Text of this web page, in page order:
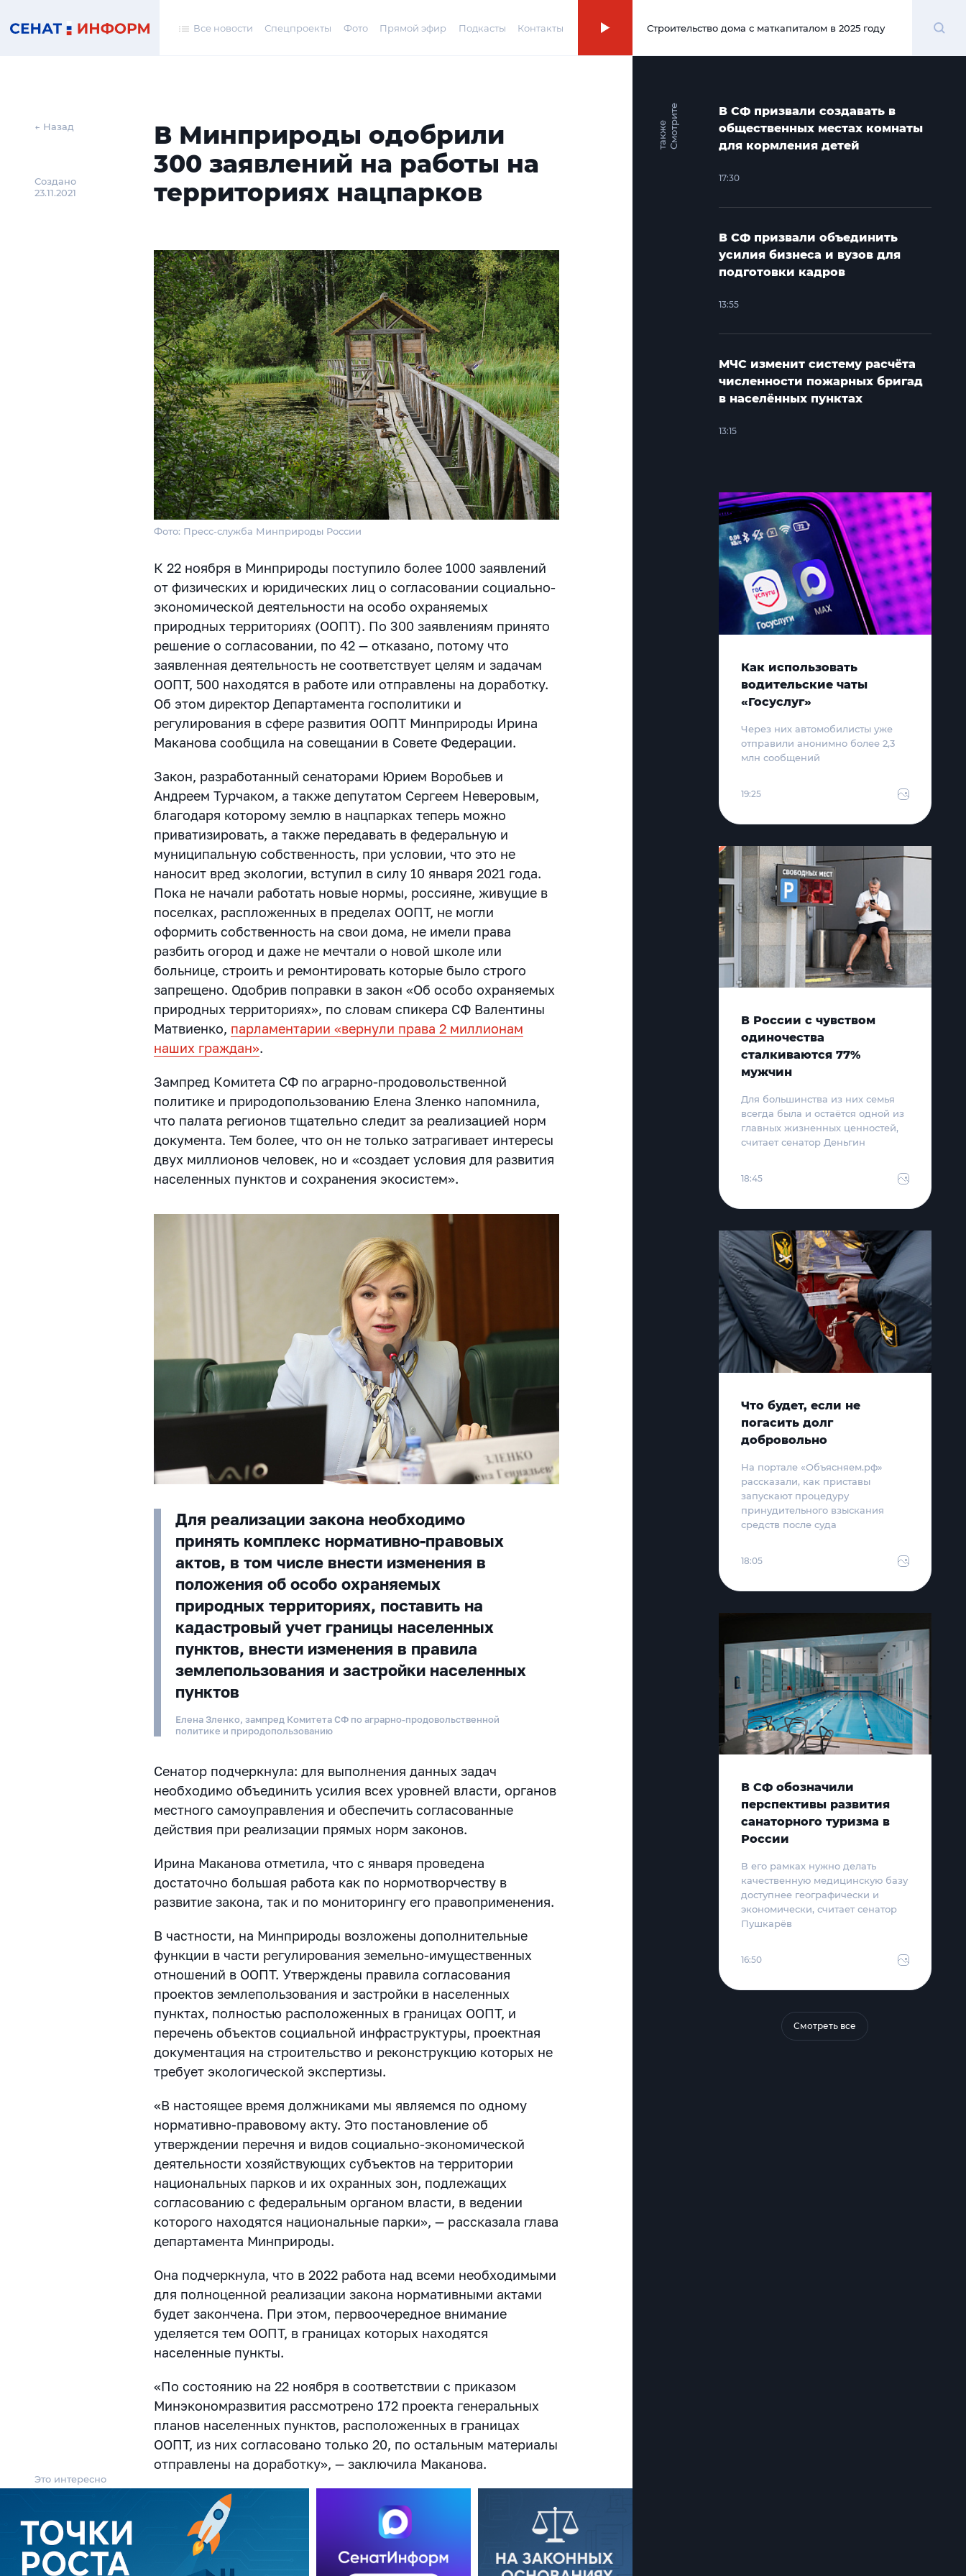
Все новости Спецпроекты Фото Прямой эфир Подкасты Контакты 00:00
Строительство дома с маткапиталом в 2025 году
← Назад
Создано
23.11.2021
В Минприроды одобрили
300 заявлений на работы на
территориях нацпарков
Фото: Пресс-служба Минприроды России
К 22 ноября в Минприроды поступило более 1000 заявлений
от физических и юридических лиц о согласовании социально-
экономической деятельности на особо охраняемых
природных территориях (ООПТ). По 300 заявлениям принято
решение о согласовании, по 42 — отказано, потому что
заявленная деятельность не соответствует целям и задачам
ООПТ, 500 находятся в работе или отправлены на доработку.
Об этом директор Департамента госполитики и
регулирования в сфере развития ООПТ Минприроды Ирина
Маканова сообщила на совещании в Совете Федерации.
Закон, разработанный сенаторами Юрием Воробьев и
Андреем Турчаком, а также депутатом Сергеем Неверовым,
благодаря которому землю в нацпарках теперь можно
приватизировать, а также передавать в федеральную и
муниципальную собственность, при условии, что это не
наносит вред экологии, вступил в силу 10 января 2021 года.
Пока не начали работать новые нормы, россияне, живущие в
поселках, распложенных в пределах ООПТ, не могли
оформить собственность на свои дома, не имели права
разбить огород и даже не мечтали о новой школе или
больнице, строить и ремонтировать которые было строго
запрещено. Одобрив поправки в закон «Об особо охраняемых
природных территориях», по словам спикера СФ Валентины
Матвиенко, парламентарии «вернули права 2 миллионам
наших граждан».
Зампред Комитета СФ по аграрно-продовольственной
политике и природопользованию Елена Зленко напомнила,
что палата регионов тщательно следит за реализацией норм
документа. Тем более, что он не только затрагивает интересы
двух миллионов человек, но и «создает условия для развития
населенных пунктов и сохранения экосистем».
Для реализации закона необходимо
принять комплекс нормативно-правовых
актов, в том числе внести изменения в
положения об особо охраняемых
природных территориях, поставить на
кадастровый учет границы населенных
пунктов, внести изменения в правила
землепользования и застройки населенных
пунктов
Елена Зленко, зампред Комитета СФ по аграрно-продовольственной
политике и природопользованию
Сенатор подчеркнула: для выполнения данных задач
необходимо объединить усилия всех уровней власти, органов
местного самоуправления и обеспечить согласованные
действия при реализации прямых норм законов.
Ирина Маканова отметила, что с января проведена
достаточно большая работа как по нормотворчеству в
развитие закона, так и по мониторингу его правоприменения.
В частности, на Минприроды возложены дополнительные
функции в части регулирования земельно-имущественных
отношений в ООПТ. Утверждены правила согласования
проектов землепользования и застройки в населенных
пунктах, полностью расположенных в границах ООПТ, и
перечень объектов социальной инфраструктуры, проектная
документация на строительство и реконструкцию которых не
требует экологической экспертизы.
«В настоящее время должниками мы являемся по одному
нормативно-правовому акту. Это постановление об
утверждении перечня и видов социально-экономической
деятельности хозяйствующих субъектов на территории
национальных парков и их охранных зон, подлежащих
согласованию с федеральным органом власти, в ведении
которого находятся национальные парки», — рассказала глава
департамента Минприроды.
Она подчеркнула, что в 2022 работа над всеми необходимыми
для полноценной реализации закона нормативными актами
будет закончена. При этом, первоочередное внимание
уделяется тем ООПТ, в границах которых находятся
населенные пункты.
«По состоянию на 22 ноября в соответствии с приказом
Минэкономразвития рассмотрено 172 проекта генеральных
планов населенных пунктов, расположенных в границах
ООПТ, из них согласовано только 20, по остальным материалы
отправлены на доработку», — заключила Маканова.
Это интересно
С
м
о
т
р и
т
е
т
а
к
ж
е
В СФ призвали создавать в
общественных местах комнаты
для кормления детей
17:30
В СФ призвали объединить
усилия бизнеса и вузов для
подготовки кадров
13:55
МЧС изменит систему расчёта
численности пожарных бригад
в населённых пунктах
13:15
Как использовать
водительские чаты
«Госуслуг»
Через них автомобилисты уже
отправили анонимно более 2,3
млн сообщений
19:25
В России с чувством
одиночества
сталкиваются 77%
мужчин
Для большинства из них семья
всегда была и остаётся одной из
главных жизненных ценностей,
считает сенатор Деньгин
18:45
Что будет, если не
погасить долг
добровольно
На портале «Объясняем.рф»
рассказали, как приставы
запускают процедуру
принудительного взыскания
средств после суда
18:05
В СФ обозначили
перспективы развития
санаторного туризма в
России
В его рамках нужно делать
качественную медицинскую базу
доступнее географически и
экономически, считает сенатор
Пушкарёв
16:50
Смотреть все